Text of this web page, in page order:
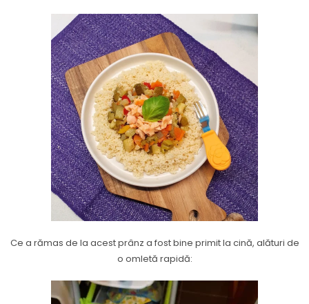
Ce a rămas de la acest prânz a fost bine primit la cină, alături de
o omletă rapidă: